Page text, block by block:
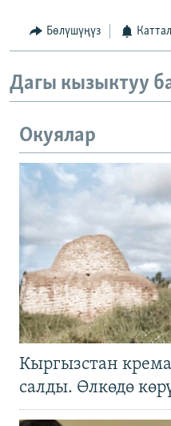
Бөлүшүңүз
Дагы кызыктуу
Окуялар
Кыргызстан
салды. Өлкөдө